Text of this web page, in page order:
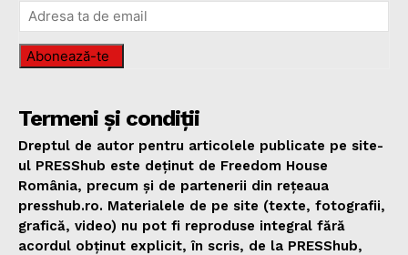
Abonează-te
Termeni și condiții
Dreptul de autor pentru articolele publicate pe site-
ul PRESShub este deținut de Freedom House
România, precum și de partenerii din rețeaua
presshub.ro. Materialele de pe site (texte, fotografii,
grafică, video) nu pot fi reproduse integral fără
acordul obținut explicit, în scris, de la PRESShub,